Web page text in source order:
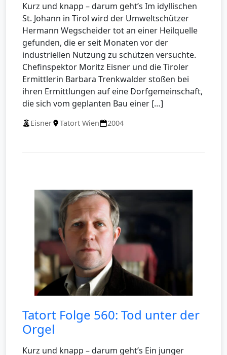
Kurz und knapp – darum geht’s Im idyllischen
St. Johann in Tirol wird der Umweltschützer
Hermann Wegscheider tot an einer Heilquelle
gefunden, die er seit Monaten vor der
industriellen Nutzung zu schützen versuchte.
Chefinspektor Moritz Eisner und die Tiroler
Ermittlerin Barbara Trenkwalder stoßen bei
ihren Ermittlungen auf eine Dorfgemeinschaft,
die sich vom geplanten Bau einer […]
Eisner Tatort Wien 2004
Tatort Folge 560: Tod unter der
Orgel
Kurz und knapp – darum geht’s Ein junger